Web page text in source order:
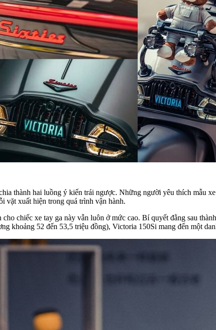
thành hai luồng ý kiến trái ngược. Những người yêu thích mẫu
vặt xuất hiện trong quá trình vận hành.
chiếc xe tay ga này vẫn luôn ở mức cao. Bí quyết đằng sau
khoảng 52 đến 53,5 triệu đồng), Victoria 150Si mang đến một